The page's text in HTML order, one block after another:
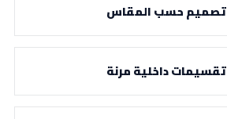
تصميم حسب المقاس
تقسيمات داخلية مرنة